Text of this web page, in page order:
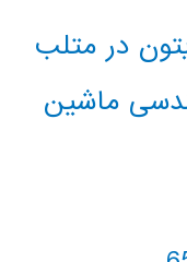
در متلب
ماشین